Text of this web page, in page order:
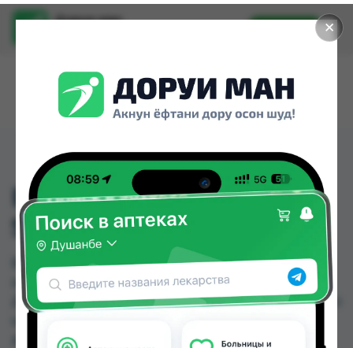
✕
Доруи ман
Установить
BEN-U-RON 75 MG №10
ST
BEN-U-RON 75 MG №10 ST можно купить или
заказать в аптеках, Арча, Дорухона Олмони №1,
Дорухона Олмони №2, Дорухона Олмони №3 по
других городах Таджикистана